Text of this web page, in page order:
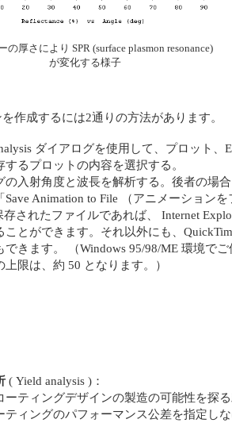
の厚さにより SPR (surface plasmon resonance)
が変化する様子
作成するには2通りの方法があります。
ダイアログを使用して、プロット
するプロットの内容を選択する。
の入射角度と波長を解析する。後者の場
Save Animation to File （アニメーション
されたファイルであれば、 Internet
ことができます。それ以外にも、
できます。 （Windows 95/98/ME 環境で
上限は、約 50 となります。）
( Yield analysis )：
ーティングデザインの製造の可能性を探
ティングのパフォーマンス公差を指定し